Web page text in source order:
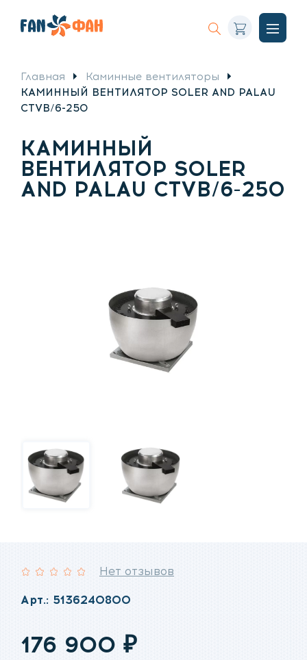
Искать
меню
Корзина
Главная
Каминные вентиляторы
КАМИННЫЙ ВЕНТИЛЯТОР SOLER AND PALAU
CTVB/6-250
КАМИННЫЙ
ВЕНТИЛЯТОР SOLER
AND PALAU CTVB/6-250
Нет отзывов
Арт.: 5136240800
176 900 ₽